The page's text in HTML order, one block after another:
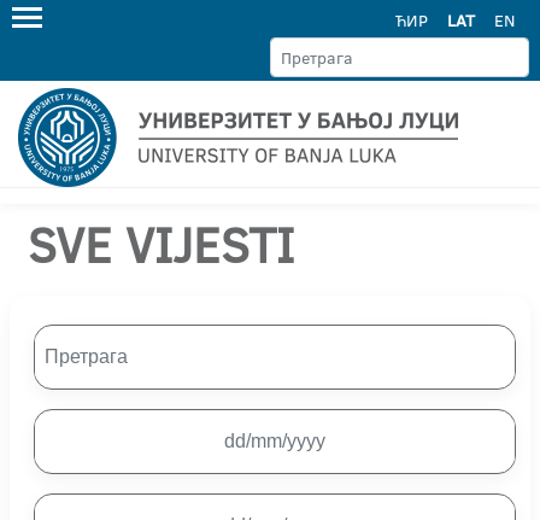
ЋИР LAT EN
SVE VIJESTI